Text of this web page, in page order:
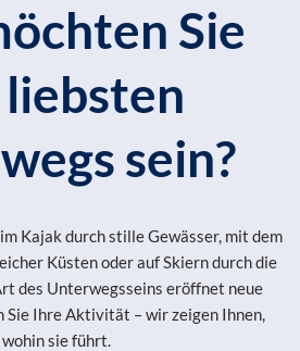
Sie
sein?
Kajak durch stille Gewässer, mit dem
Küsten oder auf Skiern durch die
des Unterwegsseins eröffnet neue
Sie Ihre Aktivität – wir zeigen Ihnen,
wohin sie führt.